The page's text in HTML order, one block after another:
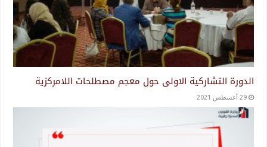
الدورة التشاركية الاولى حول معجم مصطلحات اللامركزية
29 أغسطس 2021